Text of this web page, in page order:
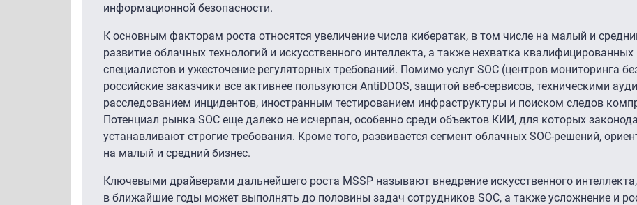
информационной безопасности.
К основным факторам роста относятся увеличение числа кибератак, в том числе на малый и
развитие облачных технологий и искусственного интеллекта, а также нехватка квалифицированных
специалистов и ужесточение регуляторных требований. Помимо услуг SOC (центров мониторинга
российские заказчики все активнее пользуются AntiDDOS, защитой веб-сервисов, техническими
расследованием инцидентов, иностранным тестированием инфраструктуры и поиском следов
Потенциал рынка SOC еще далеко не исчерпан, особенно среди объектов КИИ, для которых
устанавливают строгие требования. Кроме того, развивается сегмент облачных SOC-решений,
на малый и средний бизнес.
Ключевыми драйверами дальнейшего роста MSSP называют внедрение искусственного
в ближайшие годы может выполнять до половины задач сотрудников SOC, а также усложнение и